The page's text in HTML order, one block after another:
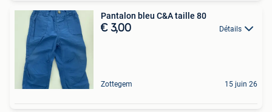
Pantalon bleu C&A taille 80
€ 3,00 Détails
Zottegem 15 juin 26